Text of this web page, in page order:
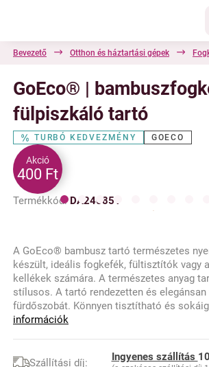
Bevezető Otthon és háztartási gépek
GoEco® |
fülpiszkáló tartó
TURBÓ KEDVEZMÉNY GOECO
Akció
400 Ft
Termékkód: DA240851
A GoEco® bambusz tartó természetes
készült, ideális fogkefék, fültisztítók vagy
kellékek számára. A természetes anyag
stílusos. A tartó rendezetten és
fürdőszobát. Könnyen tisztítható és
információk
Szállítási díj: Ingyenes szállítás